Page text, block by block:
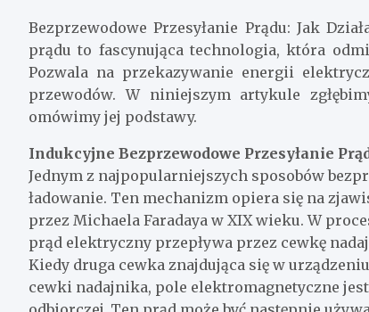
Bezprzewodowe Przesyłanie Prądu: Jak
prądu to fascynująca technologia, która
Pozwala na przekazywanie energii
przewodów. W niniejszym artykule
omówimy jej podstawy.
Indukcyjne Bezprzewodowe Przesyłanie
Jednym z najpopularniejszych sposobów
ładowanie. Ten mechanizm opiera się na
przez Michaela Faradaya w XIX wieku. W
prąd elektryczny przepływa przez cewkę
Kiedy druga cewka znajdująca się w
cewki nadajnika, pole elektromagnetyczne